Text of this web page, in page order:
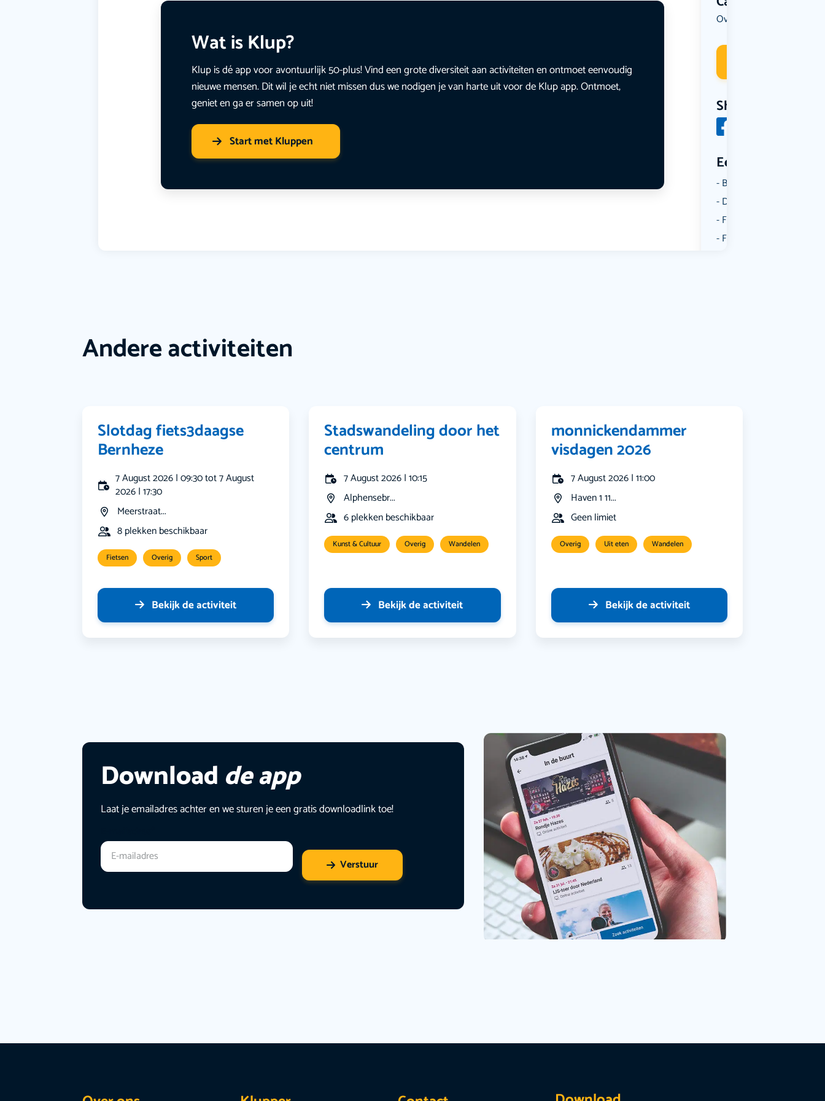
Overig
Share
Een aantal
Borrelen
Dansen
Fietsen
Film
Wat is Klup?
Klup is dé app voor avontuurlijk 50-plus! Vind een grote diversiteit aan activiteiten en ontmoet eenvoudig
nieuwe mensen. Dit wil je echt niet missen dus we nodigen je van harte uit voor de Klup app. Ontmoet,
geniet en ga er samen op uit!
Start met Kluppen
Andere activiteiten
Slotdag fiets3daagse
Bernheze
7 August 2026 | 09:30 tot 7 August
2026 | 17:30
Meerstraat...
8 plekken beschikbaar
Fietsen Overig Sport
Bekijk de activiteit
Stadswandeling door het
centrum
7 August 2026 | 10:15
Alphensebr...
6 plekken beschikbaar
Kunst & Cultuur Overig Wandelen
Bekijk de activiteit
monnickendammer
visdagen 2026
7 August 2026 | 11:00
Haven 1 11...
Geen limiet
Overig Uit eten Wandelen
Bekijk de activiteit
Download de app
Laat je emailadres achter en we sturen je een gratis downloadlink toe!
Verstuur